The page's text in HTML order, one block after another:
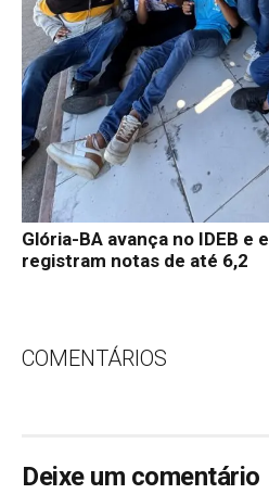
Glória-BA avança no IDEB e
registram notas de até 6,2
COMENTÁRIOS
Deixe um comentário